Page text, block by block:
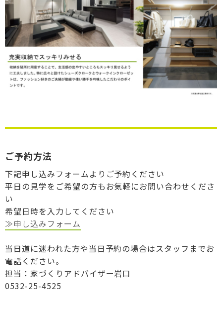
ご予約方法
下記申し込みフォームよりご予約ください
平日の見学をご希望の方もお気軽にお問い合わせくださ
い
希望日時を入力してください
≫申し込みフォーム
当日道に迷われた方や当日予約の場合はスタッフまでお
電話ください。
担当：家づくりアドバイザー岩口
0532-25-4525